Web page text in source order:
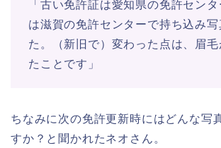
「古い免許証は愛知県の免許セン
は滋賀の免許センターで持ち込み写
た。（新旧で）変わった点は、眉毛
たことです」
ちなみに次の免許更新時にはどんな写
すか？と聞かれたネオさん。